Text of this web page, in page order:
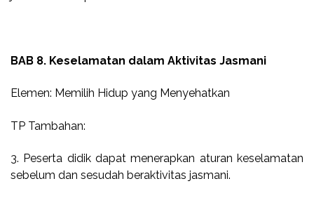
BAB 8. Keselamatan dalam Aktivitas Jasmani
Elemen: Memilih Hidup yang Menyehatkan
TP Tambahan:
3. Peserta didik dapat menerapkan aturan keselamatan
sebelum dan sesudah beraktivitas jasmani.